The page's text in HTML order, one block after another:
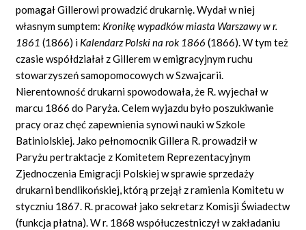
pomagał Gillerowi prowadzić drukarnię. Wydał w niej
własnym sumptem: Kronikę wypadków miasta Warszawy w r.
1861(1866) i Kalendarz Polski na rok 1866(1866). W tym też
czasie współdziałał z Gillerem w emigracyjnym ruchu
stowarzyszeń samopomocowych w Szwajcarii.
Nierentowność drukarni spowodowała, że R. wyjechał w
marcu 1866 do Paryża. Celem wyjazdu było poszukiwanie
pracy oraz chęć zapewnienia synowi nauki w Szkole
Batiniolskiej. Jako pełnomocnik Gillera R. prowadził w
Paryżu pertraktacje z Komitetem Reprezentacyjnym
Zjednoczenia Emigracji Polskiej w sprawie sprzedaży
drukarni bendlikońskiej, którą przejął z ramienia Komitetu w
styczniu 1867. R. pracował jako sekretarz Komisji Świadectw
(funkcja płatna). W r. 1868 współuczestniczył w zakładaniu